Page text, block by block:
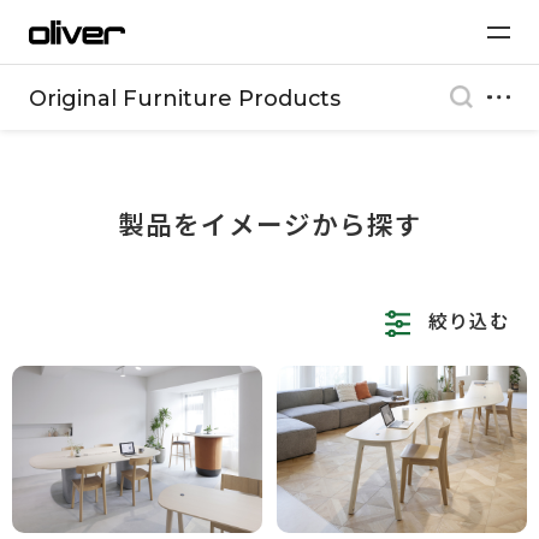
Original Furniture Products
製品をイメージから探す
絞り込む